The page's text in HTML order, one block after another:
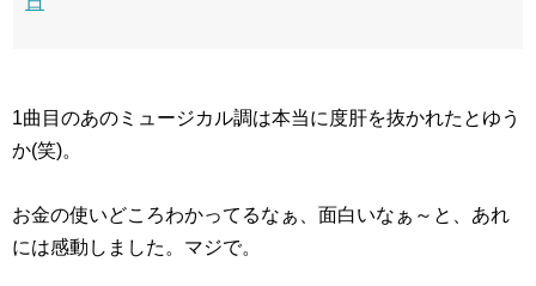
1曲目のあのミュージカル調は本当に度肝を抜かれたとゆう
か(笑)。
お金の使いどころわかってるなぁ、面白いなぁ～と、あれ
には感動しました。マジで。